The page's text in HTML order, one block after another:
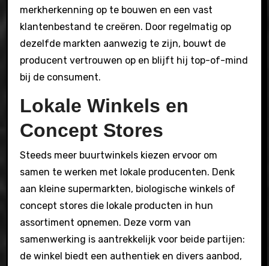
merkherkenning op te bouwen en een vast
klantenbestand te creëren. Door regelmatig op
dezelfde markten aanwezig te zijn, bouwt de
producent vertrouwen op en blijft hij top-of-mind
bij de consument.
Lokale Winkels en
Concept Stores
Steeds meer buurtwinkels kiezen ervoor om
samen te werken met lokale producenten. Denk
aan kleine supermarkten, biologische winkels of
concept stores die lokale producten in hun
assortiment opnemen. Deze vorm van
samenwerking is aantrekkelijk voor beide partijen:
de winkel biedt een authentiek en divers aanbod,